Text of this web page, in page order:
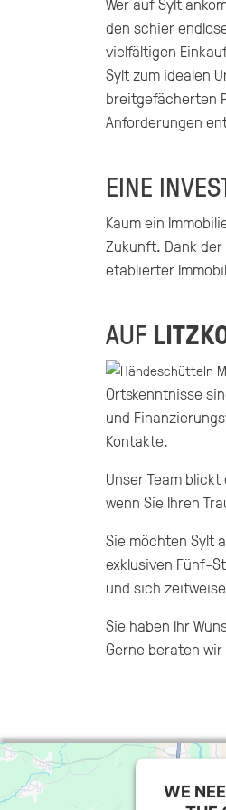
den schier
vielfältigen
Sylt zum idealen
breitgefächerten
Anforderungen
EINE
Kaum ein
Zukunft. Dank
etablierter
AUF
Ortskenntnisse
und
Kontakte.
Unser Team
wenn Sie Ihren
Sie möchten Sylt
exklusiven Fünf-
und sich
Sie haben Ihr
Gerne beraten
WE